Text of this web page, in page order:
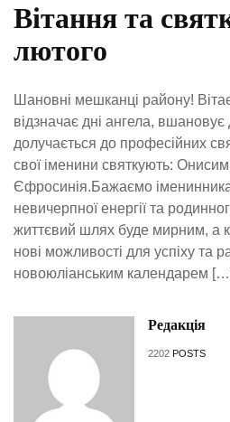
Вітання та
лютого
Шановні мешканці району!
відзначає дні ангела, вшановує
долучається до професійних
свої іменини святкують:
Єфросинія.Бажаємо
невичерпної енергії та
життєвий шлях буде мирним, а
нові можливості для успіху та
новоюліанським календарем
Редакція
2202 POSTS